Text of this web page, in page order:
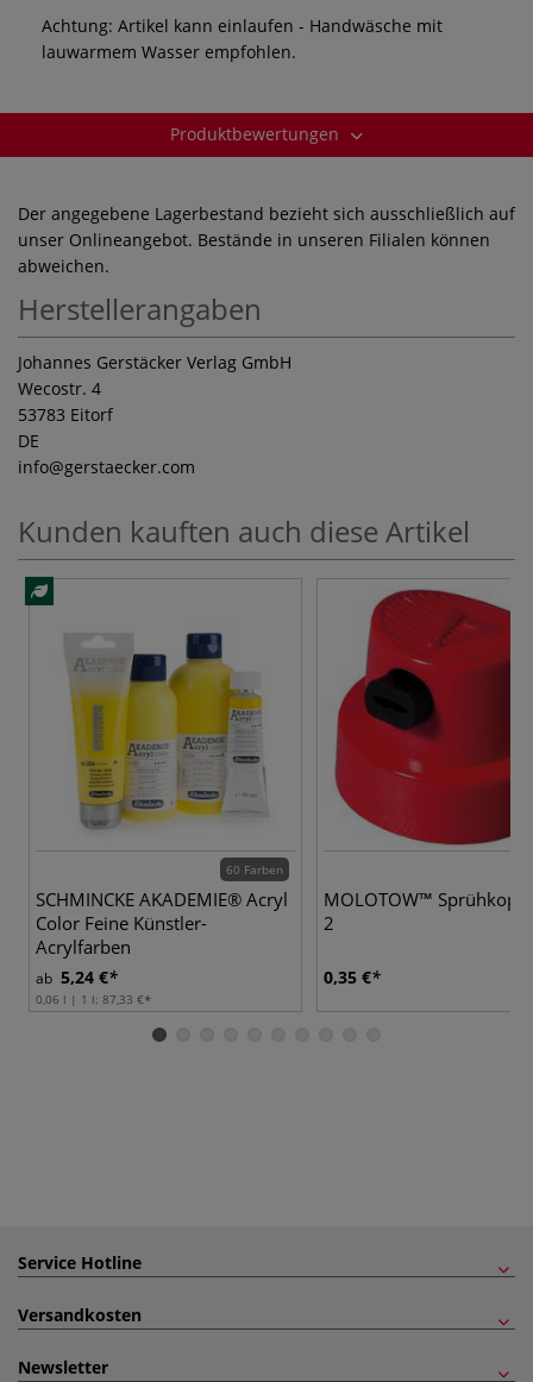
Achtung: Artikel kann einlaufen - Handwäsche mit
lauwarmem Wasser empfohlen.
Produktbewertungen
Der angegebene Lagerbestand bezieht sich ausschließlich auf
unser Onlineangebot. Bestände in unseren Filialen können
abweichen.
Herstellerangaben
Johannes Gerstäcker Verlag GmbH
Wecostr. 4
53783 Eitorf
DE
info@gerstaecker.com
Kunden kauften auch diese Artikel
60 Farben
SCHMINCKE AKADEMIE® Acryl
Color Feine Künstler-
Acrylfarben
ab 5,24 €
0,06 l | 1 l: 87,33 €
MOLOTOW™ Sprühkopf
2
0,35 €
Service Hotline
Versandkosten
Newsletter